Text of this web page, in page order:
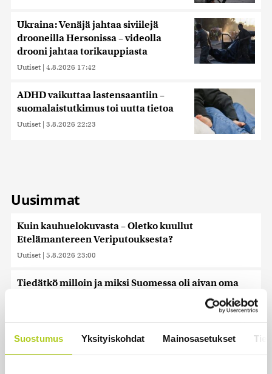
Suostumus Yksityiskohdat Mainosasetukset
Ukraina: Venäjä jahtaa siviilejä
drooneilla Hersonissa – videolla
drooni jahtaa torikauppiasta
Uutiset | 4.8.2026 17:42
ADHD vaikuttaa lastensaantiin –
suomalaistutkimus toi uutta tietoa
Uutiset | 3.8.2026 22:23
Uusimmat
Kuin kauhuelokuvasta – Oletko kuullut
Etelämantereen Veriputouksesta?
Uutiset | 5.8.2026 23:00
Tiedätkö milloin ja miksi Suomessa oli aivan oma
Murska-arvio: Nato on vuosikymmenen jäljessä
Venäjän suorituskyvystä